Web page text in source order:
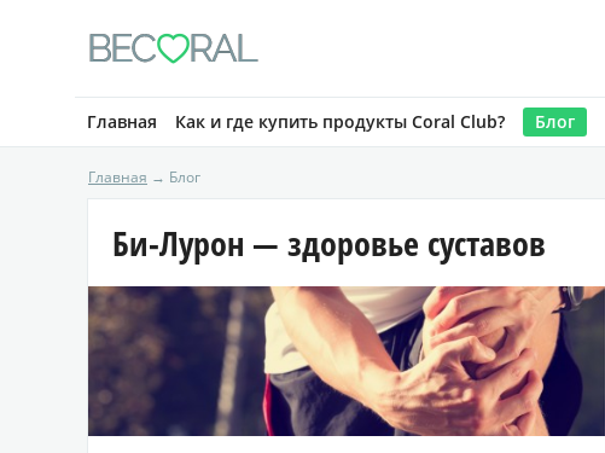
BECRAL
Главная Как и где купить продукты Coral Club? Блог
Главная → Блог
Би-Лурон — здоровье суставов